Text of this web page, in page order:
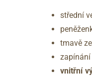
střední
tmavě
vnitřní